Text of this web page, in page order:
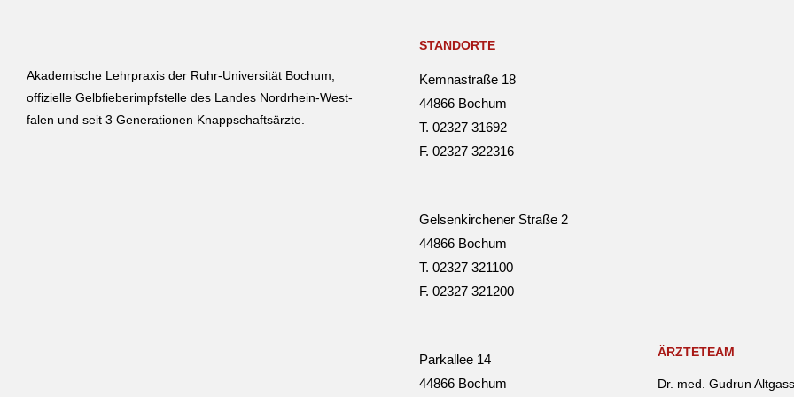
Akade­mi­sche Lehr­praxis der Ruhr-Universität Bochum,
offizielle Gelb­fie­ber­impf­stelle des Landes Nord­rhein-West­
falen und seit 3 Gene­ra­tionen Knappschaftsärzte.
STANDORTE
Kemna­straße 18
44866 Bochum
T. 02327 31692
F. 02327 322316
Gelsen­kir­chener Straße 2
44866 Bochum
T. 02327 321100
F. 02327 321200
Park­allee 14
44866 Bochum
ÄRZTETEAM
Dr. med. Gudrun